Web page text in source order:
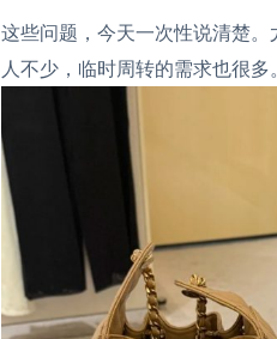
这些问题，今天一次性说清楚
人不少，临时周转的需求也很多。